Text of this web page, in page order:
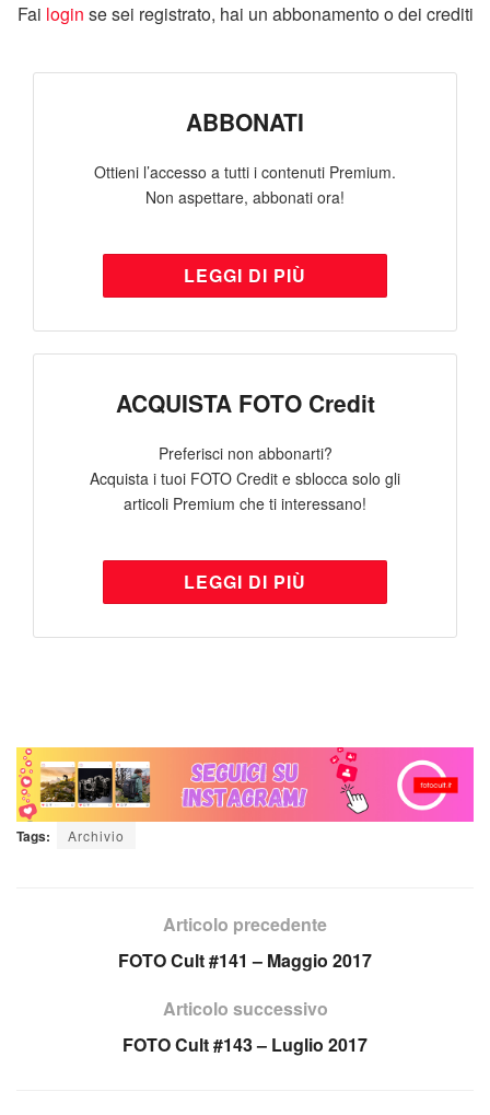
Fai login se sei registrato, hai un abbonamento o dei crediti
ABBONATI
Ottieni l’accesso a tutti i contenuti Premium.
Non aspettare, abbonati ora!
LEGGI DI PIÙ
ACQUISTA FOTO Credit
Preferisci non abbonarti?
Acquista i tuoi FOTO Credit e sblocca solo gli
articoli Premium che ti interessano!
LEGGI DI PIÙ
Tags: Archivio
Articolo precedente
FOTO Cult #141 – Maggio 2017
Articolo successivo
FOTO Cult #143 – Luglio 2017